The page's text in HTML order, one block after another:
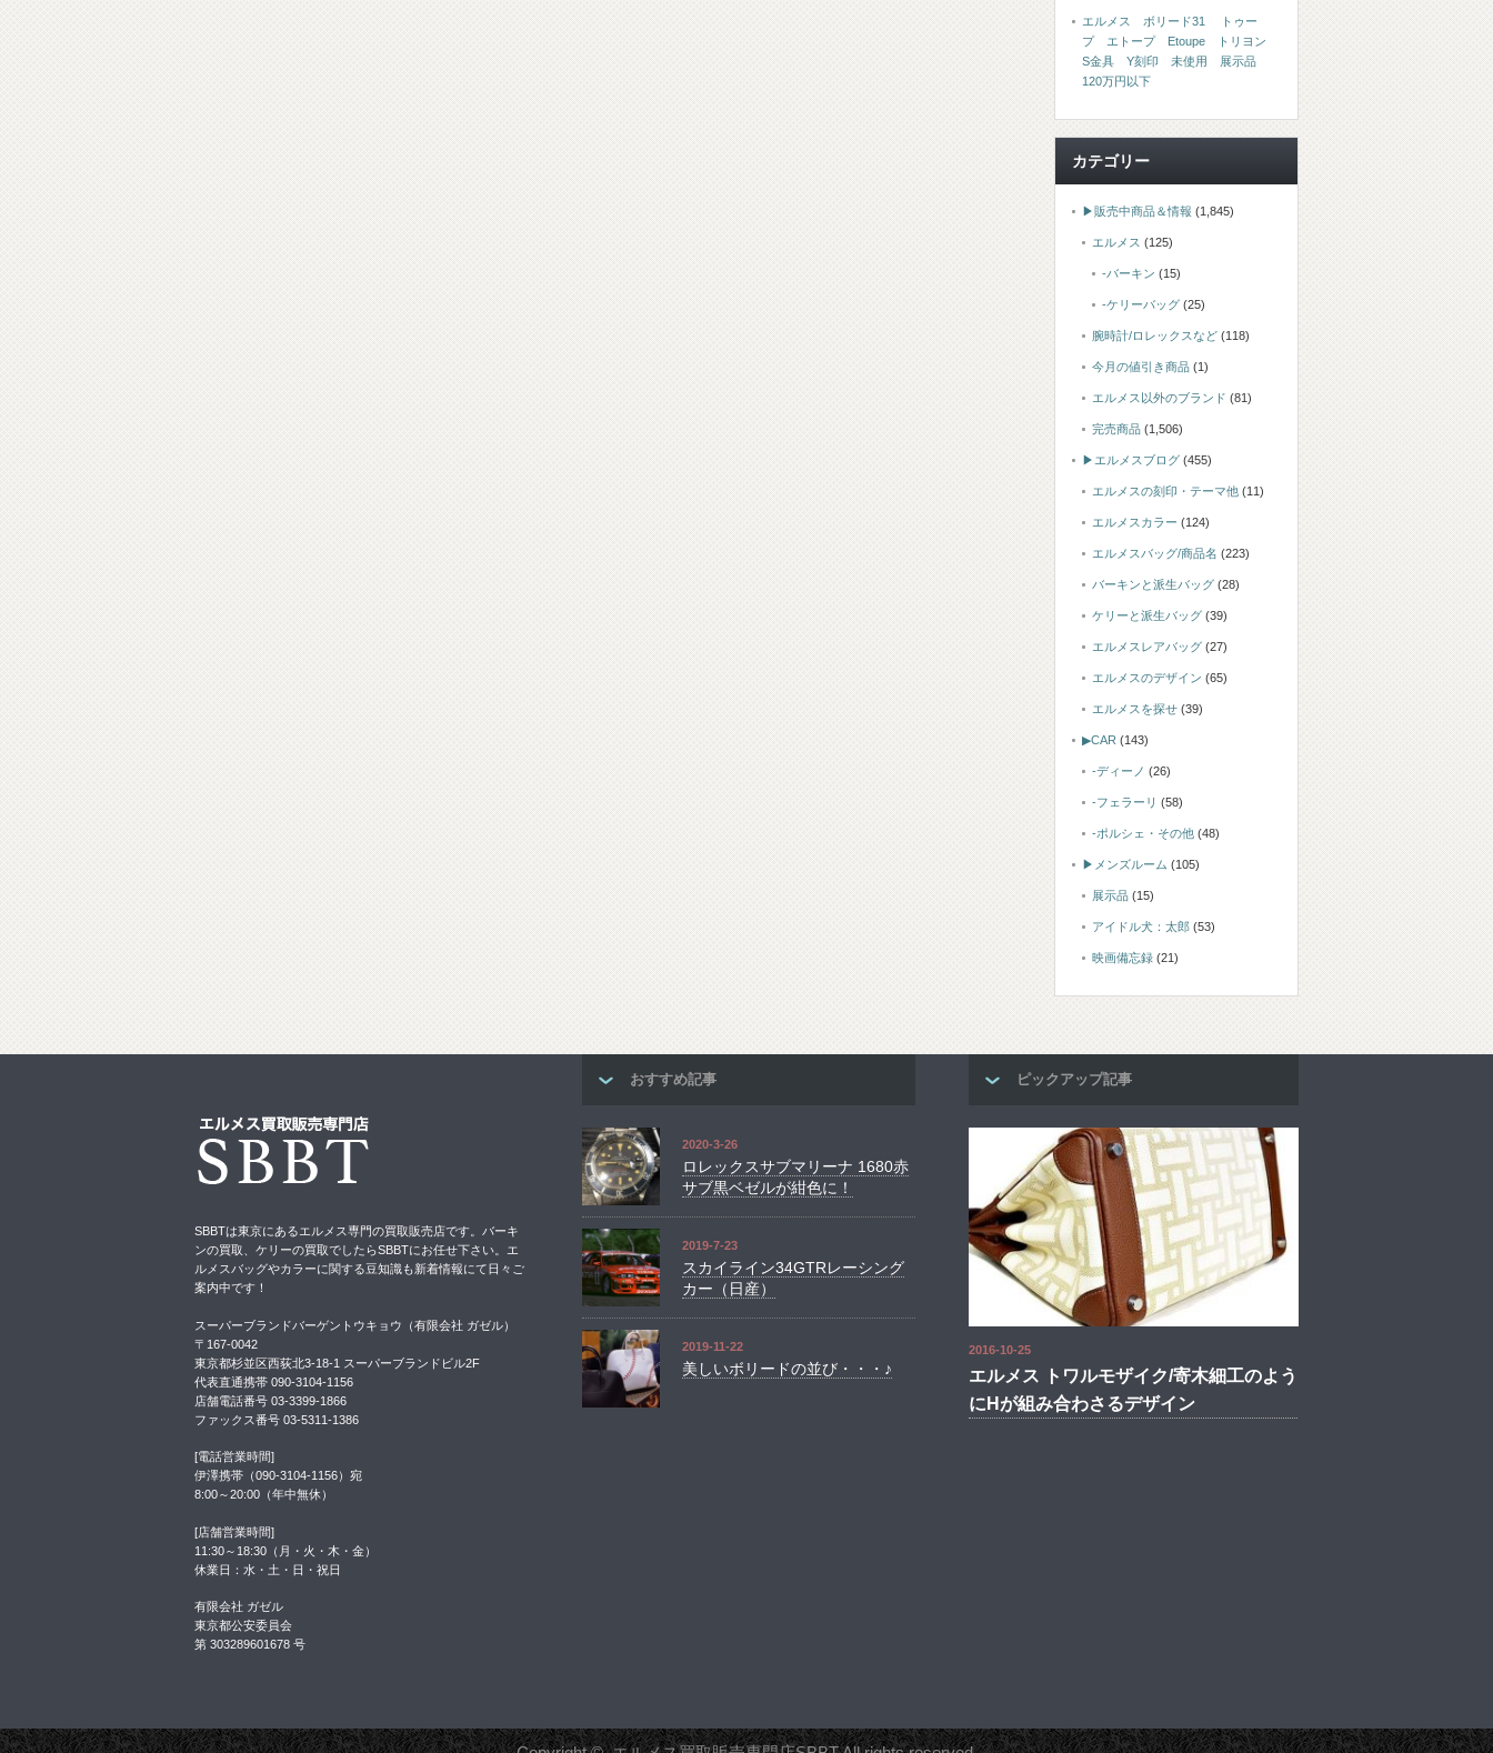
エルメス ボリード31 トゥー
プ エトープ Etoupe トリヨン
S金具 Y刻印 未使用 展示品
120万円以下
カテゴリー
▶販売中商品＆情報 (1,845)
エルメス (125)
-バーキン (15)
-ケリーバッグ (25)
腕時計/ロレックスなど (118)
今月の値引き商品 (1)
エルメス以外のブランド (81)
完売商品 (1,506)
▶エルメスブログ (455)
エルメスの刻印・テーマ他 (11)
エルメスカラー (124)
エルメスバッグ/商品名 (223)
バーキンと派生バッグ (28)
ケリーと派生バッグ (39)
エルメスレアバッグ (27)
エルメスのデザイン (65)
エルメスを探せ (39)
▶CAR (143)
-ディーノ (26)
-フェラーリ (58)
-ポルシェ・その他 (48)
▶メンズルーム (105)
展示品 (15)
アイドル犬：太郎 (53)
映画備忘録 (21)
おすすめ記事
2020-3-26
ロレックスサブマリーナ 1680赤
サブ黒ベゼルが紺色に！
2019-7-23
スカイライン34GTRレーシング
カー（日産）
2019-11-22
美しいボリードの並び・・・♪
ピックアップ記事
2016-10-25
エルメス トワルモザイク/寄木細工のよう
にHが組み合わさるデザイン
SBBTは東京にあるエルメス専門の買取販売店です。バーキ
ンの買取、ケリーの買取でしたらSBBTにお任せ下さい。エ
ルメスバッグやカラーに関する豆知識も新着情報にて日々ご
案内中です！
スーパーブランドバーゲントウキョウ（有限会社 ガゼル）
〒167-0042
東京都杉並区西荻北3-18-1 スーパーブランドビル2F
代表直通携帯 090-3104-1156
店舗電話番号 03-3399-1866
ファックス番号 03-5311-1386
[電話営業時間]
伊澤携帯（090-3104-1156）宛
8:00～20:00（年中無休）
[店舗営業時間]
11:30～18:30（月・火・木・金）
休業日：水・土・日・祝日
有限会社 ガゼル
東京都公安委員会
第 303289601678 号